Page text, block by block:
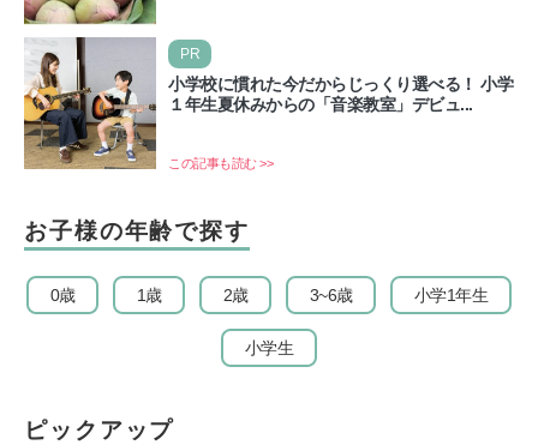
て…
PR
小学校に慣れた今だからじっくり選べる！ 小学
１年生夏休みからの「音楽教室」デビュ...
この記事も読む >>
お子様の年齢で探す
0歳 1歳 2歳 3~6歳 小学1年生
小学生
ピックアップ